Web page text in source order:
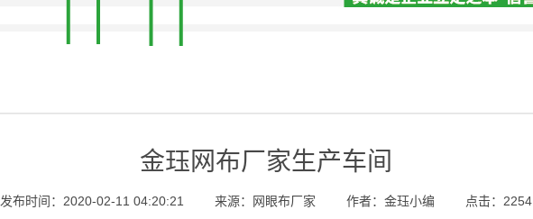
金珏网布厂家生产车间
发布时间：2020-02-11 04:20:21 来源：网眼布厂家 作者：金珏小编 点击：2254